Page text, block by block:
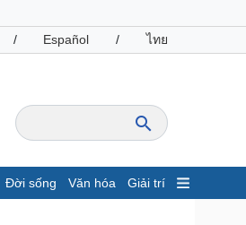
/ Español / ไทย
Đời sống Văn hóa Giải trí